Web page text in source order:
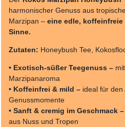
harmonischer Genuss aus
Marzipan – eine edle,
Sinne.
Zutaten: Honeybush Tee,
• Exotisch-süßer Teegenuss –
Marzipanaroma
• Koffeinfrei & mild – ideal für
Genussmomente
• Sanft & cremig im Geschmack –
aus Nuss und Tropen